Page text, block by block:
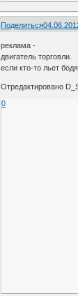
Поделиться
реклама -
двигатель торговли.
если кто-то льет
Отредактировано
0